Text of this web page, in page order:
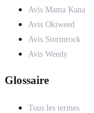
Avis Mama Kana
Avis Okiweed
Avis Stormrock
Avis Weedy
Glossaire
Tous les termes